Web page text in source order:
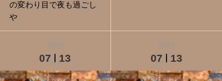
の変わり目で夜も過ごし
や
2019
07 13
2019
07 13